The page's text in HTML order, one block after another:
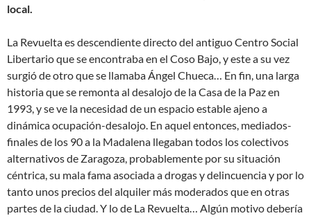
local.
La Revuelta es descendiente directo del antiguo Centro Social
Libertario que se encontraba en el Coso Bajo, y este a su vez
surgió de otro que se llamaba Ángel Chueca… En fin, una larga
historia que se remonta al desalojo de la Casa de la Paz en
1993, y se ve la necesidad de un espacio estable ajeno a
dinámica ocupación-desalojo. En aquel entonces, mediados-
finales de los 90 a la Madalena llegaban todos los colectivos
alternativos de Zaragoza, probablemente por su situación
céntrica, su mala fama asociada a drogas y delincuencia y por lo
tanto unos precios del alquiler más moderados que en otras
partes de la ciudad. Y lo de La Revuelta… Algún motivo debería